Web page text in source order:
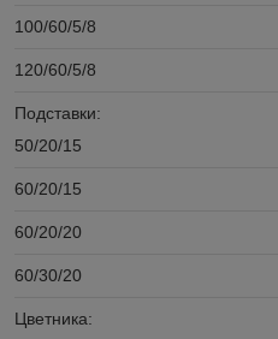
100/60/5/8
120/60/5/8
Подставки:
50/20/15
60/20/15
60/20/20
60/30/20
Цветника: